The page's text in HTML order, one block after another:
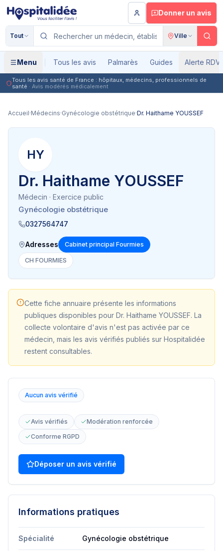
Aller au contenu principal
Donner un avis
Tout Ville
Menu Tous les avis Palmarès Guides Alerte RDV
Tous les avis santé de France : hôpitaux, médecins, professionnels de
santé · Avis modérés médicalement
Accueil·Médecins·Gynécologie obstétrique·Dr. Haithame YOUSSEF
HY
Dr. Haithame YOUSSEF
Médecin · Exercice public
Gynécologie obstétrique
0327564747
Adresses Cabinet principal Fourmies
CH FOURMIES
Cette fiche annuaire présente les informations
publiques disponibles pour Dr. Haithame YOUSSEF. La
collecte volontaire d'avis n'est pas activée par ce
médecin, mais les avis vérifiés publiés sur Hospitalidée
restent consultables.
Aucun avis vérifié
Avis vérifiés
Modération renforcée
Conforme RGPD
Déposer un avis vérifié
Informations pratiques
Spécialité Gynécologie obstétrique